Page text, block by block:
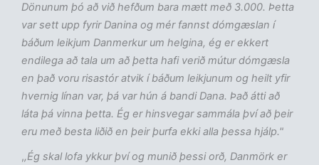
Dönunum þó að við hefðum bara mætt með 3.000. Þetta
var sett upp fyrir Danina og mér fannst dómgæslan í
báðum leikjum Danmerkur um helgina, ég er ekkert
endilega að tala um að þetta hafi verið mútur dómgæsla
en það voru risastór atvik í báðum leikjunum og heilt yfir
hvernig línan var, þá var hún á bandi Dana. Það átti að
láta þá vinna þetta. Ég er hinsvegar sammála því að þeir
eru með besta liðið en þeir þurfa ekki alla þessa hjálp."
,,Ég skal lofa ykkur því og munið þessi orð, Danmörk er